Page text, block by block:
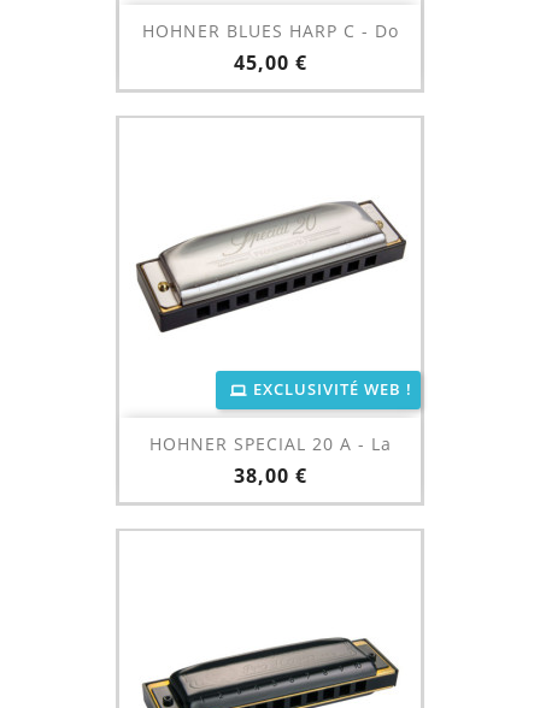
HOHNER BLUES HARP C - Do
Prix
45,00 €
HOHNER SPECIAL 20 A - La
Prix
38,00 €
EXCLUSIVITÉ WEB !